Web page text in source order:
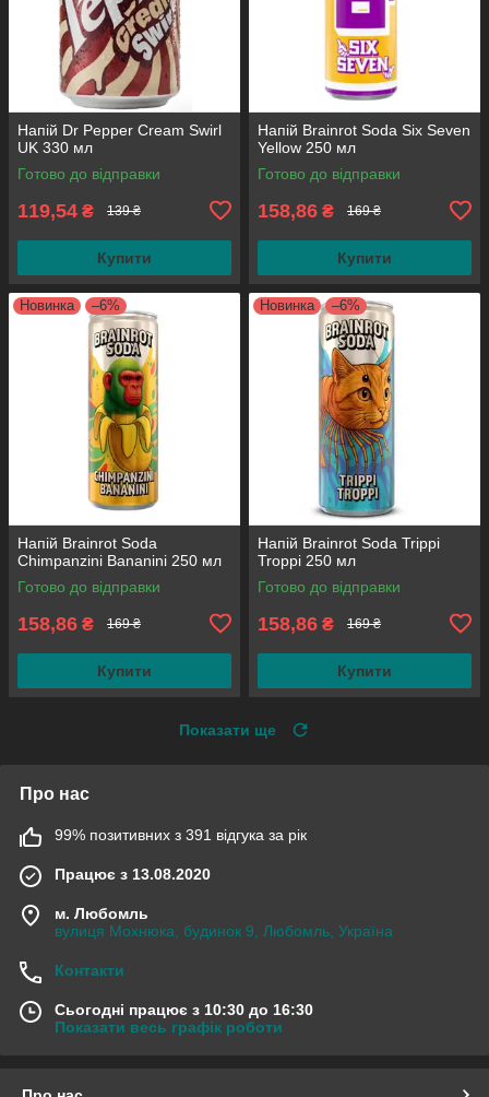
Напій Dr Pepper Cream Swirl
UK 330 мл
Готово до відправки
119,54 ₴ 139 ₴
Купити
Напій Brainrot Soda Six Seven
Yellow 250 мл
Готово до відправки
158,86 ₴ 169 ₴
Купити
Новинка –6%
Напій Brainrot Soda
Chimpanzini Bananini 250 мл
Готово до відправки
158,86 ₴ 169 ₴
Купити
Новинка –6%
Напій Brainrot Soda Trippi
Troppi 250 мл
Готово до відправки
158,86 ₴ 169 ₴
Купити
Показати ще
Про нас
99% позитивних з 391 відгука за рік
Працює з 13.08.2020
м. Любомль
вулиця Мохнюка, будинок 9, Любомль, Україна
Контакти
Сьогодні працює з 10:30 до 16:30
Показати весь графік роботи